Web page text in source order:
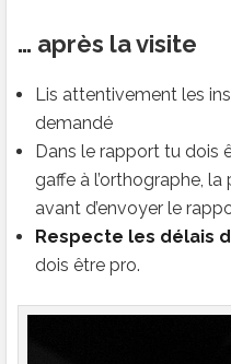
… après la visite
Lis attentivement les
demandé
Dans le rapport tu dois
gaffe à l’orthographe,
avant d’envoyer le
Respecte les délais
dois être pro.